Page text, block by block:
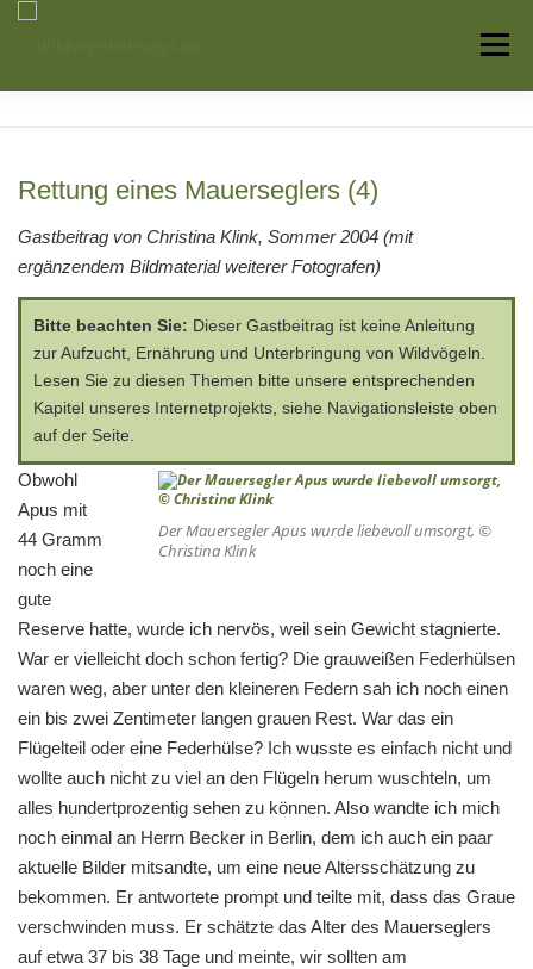
Menü
Auffangstationen
Rettung eines Mauerseglers (4)
Gastbeitrag von Christina Klink, Sommer 2004 (mit
ergänzendem Bildmaterial weiterer Fotografen)
Bitte beachten Sie: Dieser Gastbeitrag ist keine Anleitung
zur Aufzucht, Ernährung und Unterbringung von Wildvögeln.
Lesen Sie zu diesen Themen bitte unsere entsprechenden
Kapitel unseres Internetprojekts, siehe Navigationsleiste oben
auf der Seite.
Der Mauersegler Apus wurde liebevoll umsorgt, ©
Christina Klink
Obwohl
Apus mit
44 Gramm
noch eine
gute
Reserve hatte, wurde ich nervös, weil sein Gewicht stagnierte.
War er vielleicht doch schon fertig? Die grauweißen Federhülsen
waren weg, aber unter den kleineren Federn sah ich noch einen
ein bis zwei Zentimeter langen grauen Rest. War das ein
Flügelteil oder eine Federhülse? Ich wusste es einfach nicht und
wollte auch nicht zu viel an den Flügeln herum wuschteln, um
alles hundertprozentig sehen zu können. Also wandte ich mich
noch einmal an Herrn Becker in Berlin, dem ich auch ein paar
aktuelle Bilder mitsandte, um eine neue Altersschätzung zu
bekommen. Er antwortete prompt und teilte mit, dass das Graue
verschwinden muss. Er schätzte das Alter des Mauerseglers
auf etwa 37 bis 38 Tage und meinte, wir sollten am